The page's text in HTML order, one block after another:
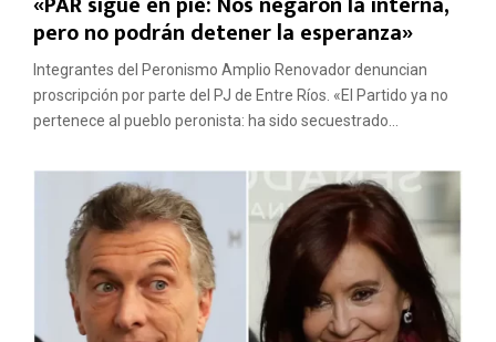
pero no podrán detener la esperanza»
Integrantes del Peronismo Amplio Renovador denuncian
proscripción por parte del PJ de Entre Ríos. «El Partido ya no
pertenece al pueblo peronista: ha sido secuestrado...